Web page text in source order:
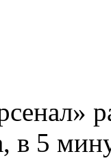
в 5